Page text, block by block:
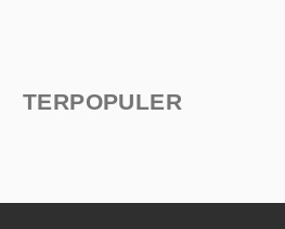
TERPOPULER